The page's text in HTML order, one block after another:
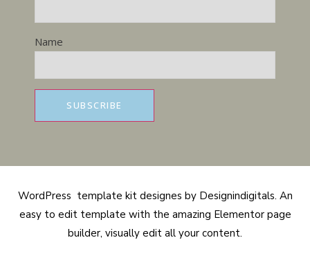
Name
WordPress template kit designes by Designindigitals. An
easy to edit template with the amazing Elementor page
builder, visually edit all your content.